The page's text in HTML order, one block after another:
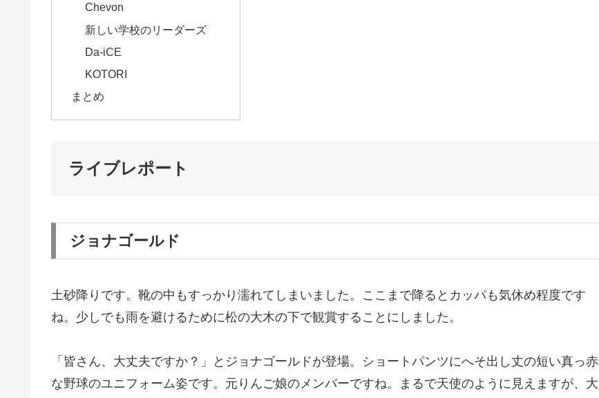
Chevon
新しい学校のリーダーズ
Da-iCE
KOTORI
まとめ
ライブレポート
ジョナゴールド
土砂降りです。靴の中もすっかり濡れてしまいました。ここまで降るとカッパも気休め程度です
ね。少しでも雨を避けるために松の大木の下で観賞することにしました。
「皆さん、大丈夫ですか？」とジョナゴールドが登場。ショートパンツにへそ出し丈の短い真っ赤
な野球のユニフォーム姿です。元りんご娘のメンバーですね。まるで天使のように見えますが、大